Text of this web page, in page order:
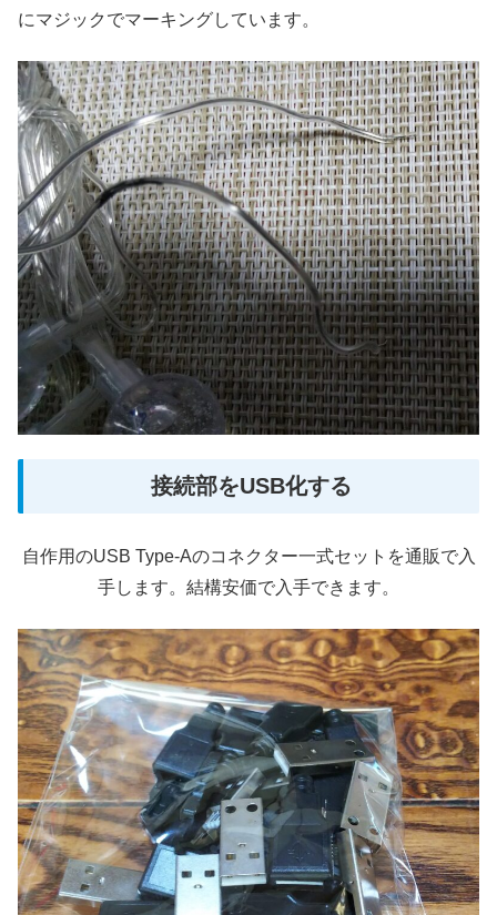
にマジックでマーキングしています。
接続部をUSB化する
自作用のUSB Type-Aのコネクター一式セットを通販で入
手します。結構安価で入手できます。